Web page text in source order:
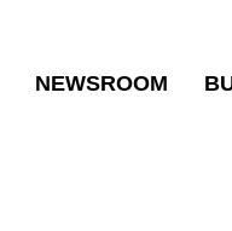
NEWSROOM